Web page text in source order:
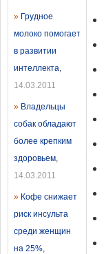
» Грудное
молоко помогает
в развитии
интеллекта,
14.03.2011
» Владельцы
собак обладают
более крепким
здоровьем,
14.03.2011
» Кофе снижает
риск инсульта
среди женщин
на 25%,